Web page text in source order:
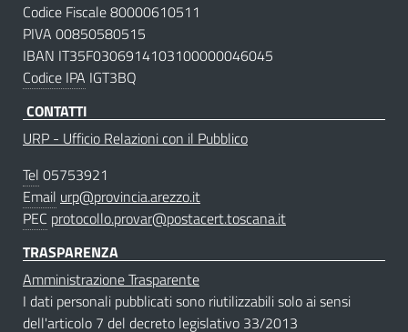
Codice Fiscale 80000610511
PIVA 00850580515
IBAN IT35F0306914103100000046045
Codice IPA IGT3BQ
CONTATTI
URP - Ufficio Relazioni con il Pubblico
Tel 05753921
Email urp@provincia.arezzo.it
PEC protocollo.provar@postacert.toscana.it
TRASPARENZA
Amministrazione Trasparente
I dati personali pubblicati sono riutilizzabili solo ai sensi
dell'articolo 7 del decreto legislativo 33/2013